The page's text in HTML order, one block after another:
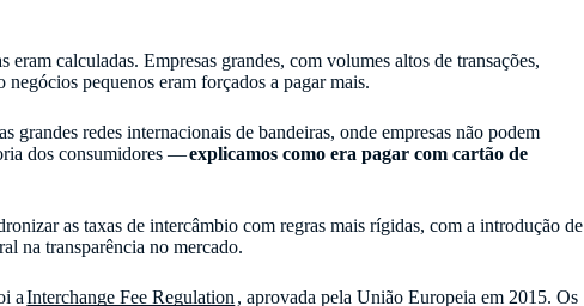
calculadas. Empresas grandes, com volumes altos de transações,
pequenos eram forçados a pagar mais.
grandes redes internacionais de bandeiras, onde empresas não podem
dos consumidores —explicamos como era pagar com cartão de
as taxas de intercâmbio com regras mais rígidas, com a introdução de
na transparência no mercado.
aInterchange Fee Regulation , aprovada pela União Europeia em 2015. Os